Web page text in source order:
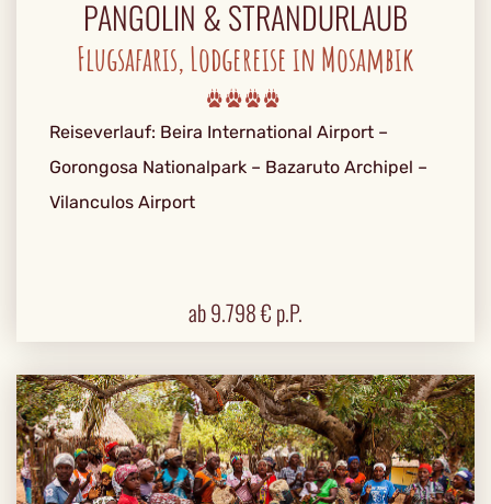
PANGOLIN & STRANDURLAUB
Flugsafaris, Lodgereise in Mosambik
Reiseverlauf: Beira International Airport –
Gorongosa Nationalpark – Bazaruto Archipel –
Vilanculos Airport
ab9.798€ p.P.